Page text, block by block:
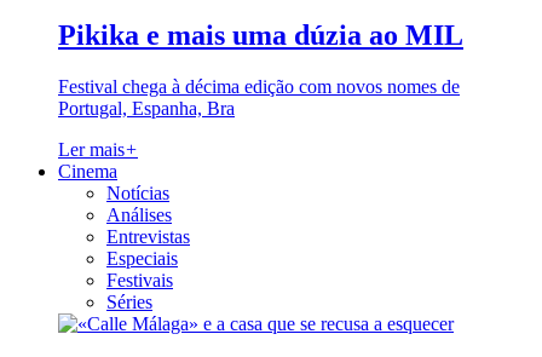
Pikika e mais uma dúzia ao MIL
Festival chega à décima edição com novos nomes de
Portugal, Espanha, Bra
Ler mais+
Cinema
Notícias
Análises
Entrevistas
Especiais
Festivais
Séries